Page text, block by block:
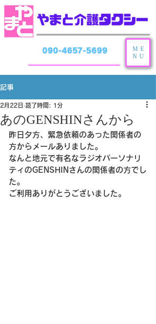
090-4657-5699
ME
NU
記事
あのGENSHINさんから
2月22日 読了時間: 1分
昨日夕方、緊急依頼のあった関係者の
方からメールありました。
なんと地元で有名なラジオパーソナリ
ティのGENSHINさんの関係者の方でし
た。
ご利用ありがとうございました。